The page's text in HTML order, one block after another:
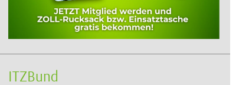
ITZBund